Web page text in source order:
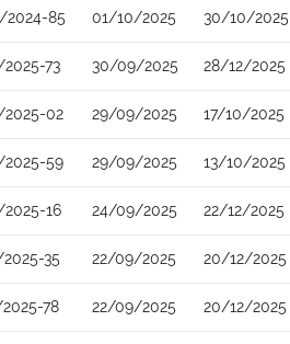
2024-85 01/10/2025 30/10/2025
73 30/09/2025 28/12/2025
2025-02 29/09/2025 17/10/2025
2025-59 29/09/2025 13/10/2025
16 24/09/2025 22/12/2025
35 22/09/2025 20/12/2025
78 22/09/2025 20/12/2025